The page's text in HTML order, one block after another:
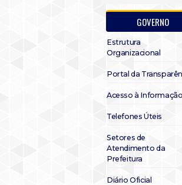
GOVERNO
Estrutura
Organizacional
Portal da
Acesso à Informação
Telefones Úteis
Setores de
Atendimento da
Prefeitura
Diário Oficial